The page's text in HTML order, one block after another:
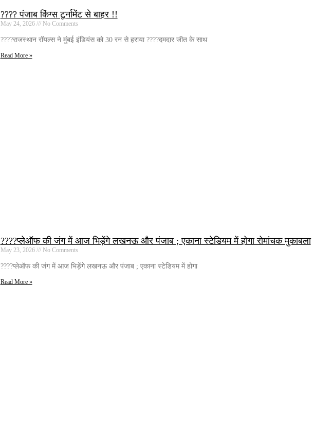
???? पंजाब किंग्स टूर्नामेंट से बाहर !!
May 24, 2026 No Comments
????राजस्थान रॉयल्स ने मुंबई इंडियंस को 30 रन से हराया ????दमदार जीत के साथ
Read More »
????प्लेऑफ की जंग में आज भिड़ेंगे लखनऊ और पंजाब ; एकाना स्टेडियम में होगा रोमांचक मुकाबला
May 23, 2026 No Comments
????प्लेऑफ की जंग में आज भिड़ेंगे लखनऊ और पंजाब ; एकाना स्टेडियम में होगा
Read More »